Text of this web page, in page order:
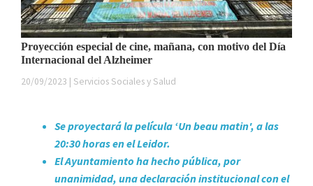
Proyección especial de cine, mañana, con motivo del Día
Internacional del Alzheimer
20/09/2023 | Servicios Sociales y Salud
Se proyectará la película ‘Un beau matin', a las
20:30 horas en el Leidor.
El Ayuntamiento ha hecho pública, por
unanimidad, una declaración institucional con el